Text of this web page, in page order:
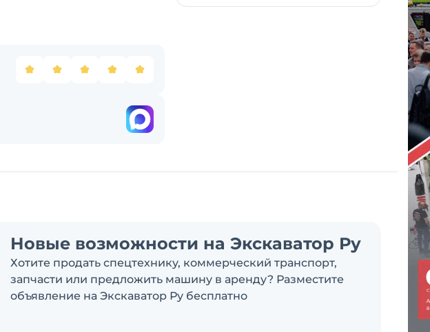
Новые возможности на Экскаватор Ру
Хотите продать спецтехнику, коммерческий транспорт,
запчасти или предложить машину в аренду? Разместите
объявление на Экскаватор Ру бесплатно